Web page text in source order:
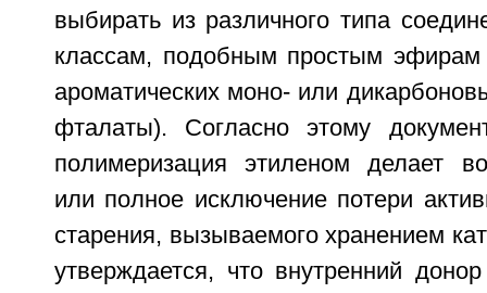
выбирать из различного типа
классам, подобным простым
ароматических моно- или
фталаты). Согласно этому
полимеризация этиленом делает
или полное исключение потери
старения, вызываемого хранением
утверждается, что внутренний